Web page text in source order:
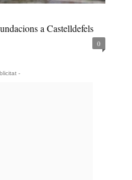
a Castelldefels
0
-